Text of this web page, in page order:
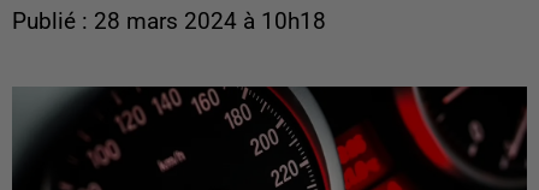
Publié : 28 mars 2024 à 10h18